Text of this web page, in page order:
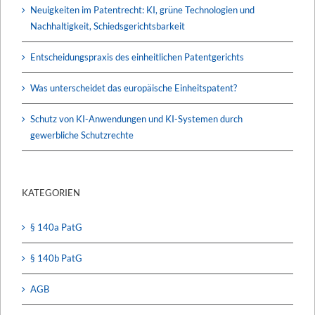
Neuigkeiten im Patentrecht: KI, grüne Technologien und
Nachhaltigkeit, Schiedsgerichtsbarkeit
Entscheidungspraxis des einheitlichen Patentgerichts
Was unterscheidet das europäische Einheitspatent?
Schutz von KI-Anwendungen und KI-Systemen durch
gewerbliche Schutzrechte
KATEGORIEN
§ 140a PatG
§ 140b PatG
AGB